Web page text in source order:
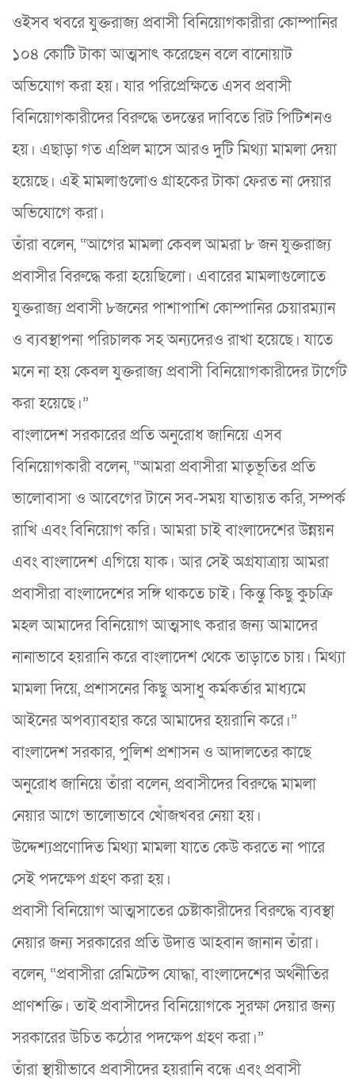
ওইসব খবরে যুক্তরাজ্য প্রবাসী বিনিয়োগকারীরা কোম্পানির
১০৪ কোটি টাকা আত্মসাৎ করেছেন বলে বানোয়াট
অভিযোগ করা হয়। যার পরিপ্রেক্ষিতে এসব প্রবাসী
বিনিয়োগকারীদের বিরুদ্ধে তদন্তের দাবিতে রিট পিটিশনও
হয়। এছাড়া গত এপ্রিল মাসে আরও দুটি মিথ্যা মামলা দেয়া
হয়েছে। এই মামলাগুলোও গ্রাহকের টাকা ফেরত না দেয়ার
অভিযোগে করা।
তাঁরা বলেন, “আগের মামলা কেবল আমরা ৮ জন যুক্তরাজ্য
প্রবাসীর বিরুদ্ধে করা হয়েছিলো। এবারের মামলাগুলোতে
যুক্তরাজ্য প্রবাসী ৮জনের পাশাপাশি কোম্পানির চেয়ারম্যান
ও ব্যবস্থাপনা পরিচালক সহ অন্যদেরও রাখা হয়েছে। যাতে
মনে না হয় কেবল যুক্তরাজ্য প্রবাসী বিনিয়োগকারীদের টার্গেট
করা হয়েছে।”
বাংলাদেশ সরকারের প্রতি অনুরোধ জানিয়ে এসব
বিনিয়োগকারী বলেন, “আমরা প্রবাসীরা মাতৃভূতির প্রতি
ভালোবাসা ও আবেগের টানে সব-সময় যাতায়ত করি, সম্পর্ক
রাখি এবং বিনিয়োগ করি। আমরা চাই বাংলাদেশের উন্নয়ন
এবং বাংলাদেশ এগিয়ে যাক। আর সেই অগ্রযাত্রায় আমরা
প্রবাসীরা বাংলাদেশের সঙ্গি থাকতে চাই। কিন্তু কিছু কুচক্রি
মহল আমাদের বিনিয়োগ আত্মসাৎ করার জন্য আমাদের
নানাভাবে হয়রানি করে বাংলাদেশ থেকে তাড়াতে চায়। মিথ্যা
মামলা দিয়ে, প্রশাসনের কিছু অসাধু কর্মকর্তার মাধ্যমে
আইনের অপব্যাবহার করে আমাদের হয়রানি করে।”
বাংলাদেশ সরকার, পুলিশ প্রশাসন ও আদালতের কাছে
অনুরোধ জানিয়ে তাঁরা বলেন, প্রবাসীদের বিরুদ্ধে মামলা
নেয়ার আগে ভালোভাবে খোঁজখবর নেয়া হয়।
উদ্দেশ্যপ্রণোদিত মিথ্যা মামলা যাতে কেউ করতে না পারে
সেই পদক্ষেপ গ্রহণ করা হয়।
প্রবাসী বিনিয়োগ আত্মসাতের চেষ্টাকারীদের বিরুদ্ধে ব্যবস্থা
নেয়ার জন্য সরকারের প্রতি উদাত্ত আহবান জানান তাঁরা।
বলেন, “প্রবাসীরা রেমিটেন্স যোদ্ধা, বাংলাদেশের অর্থনীতির
প্রাণশক্তি। তাই প্রবাসীদের বিনিয়োগকে সুরক্ষা দেয়ার জন্য
সরকারের উচিত কঠোর পদক্ষেপ গ্রহণ করা।”
তাঁরা স্থায়ীভাবে প্রবাসীদের হয়রানি বন্ধে এবং প্রবাসী